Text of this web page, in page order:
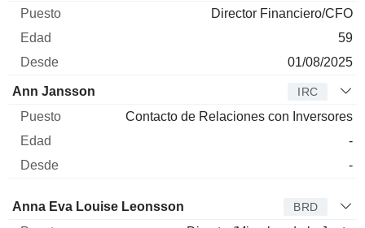
Director Financiero/CFO
59
01/08/2025
Ann Jansson IRC
Contacto de Relaciones con Inversores
-
-
Administrador Puesto Edad
Anna Eva Louise Leonsson BRD